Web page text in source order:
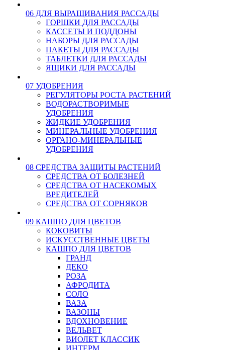
06 ДЛЯ ВЫРАЩИВАНИЯ РАССАДЫ
ГОРШКИ ДЛЯ РАССАДЫ
КАССЕТЫ И ПОДДОНЫ
НАБОРЫ ДЛЯ РАССАДЫ
ПАКЕТЫ ДЛЯ РАССАДЫ
ТАБЛЕТКИ ДЛЯ РАССАДЫ
ЯЩИКИ ДЛЯ РАССАДЫ
07 УДОБРЕНИЯ
РЕГУЛЯТОРЫ РОСТА РАСТЕНИЙ
ВОДОРАСТВОРИМЫЕ
УДОБРЕНИЯ
ЖИДКИЕ УДОБРЕНИЯ
МИНЕРАЛЬНЫЕ УДОБРЕНИЯ
ОРГАНО-МИНЕРАЛЬНЫЕ
УДОБРЕНИЯ
08 СРЕДСТВА ЗАЩИТЫ РАСТЕНИЙ
СРЕДСТВА ОТ БОЛЕЗНЕЙ
СРЕДСТВА ОТ НАСЕКОМЫХ
ВРЕДИТЕЛЕЙ
СРЕДСТВА ОТ СОРНЯКОВ
09 КАШПО ДЛЯ ЦВЕТОВ
КОКОВИТЫ
ИСКУССТВЕННЫЕ ЦВЕТЫ
КАШПО ДЛЯ ЦВЕТОВ
ГРАНД
ДЕКО
РОЗА
АФРОДИТА
СОЛО
ВАЗА
ВАЗОНЫ
ВДОХНОВЕНИЕ
ВЕЛЬВЕТ
ВИОЛЕТ КЛАССИК
ИНТЕРМ